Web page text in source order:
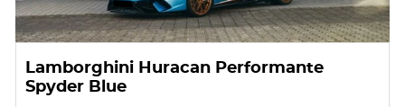
Lamborghini Huracan Performante
Spyder Blue